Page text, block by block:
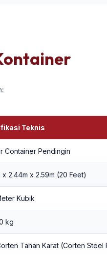
Teknis
Container Pendingin
x 2.44m x 2.59m (20 Feet)
Kubik
kg
Tahan Karat (Corten Steel